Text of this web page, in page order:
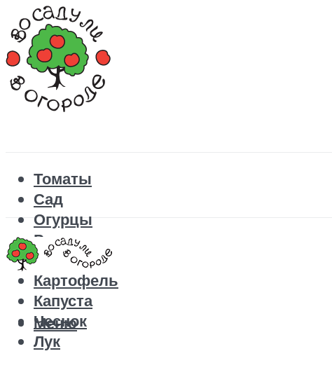
Томаты
Сад
Огурцы
Рецепты
Перец
Картофель
Капуста
Чеснок
Лук
Меню